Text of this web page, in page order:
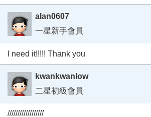
alan0607
一星新手會員
I need it!!!!! Thank you
kwankwanlow
二星初級會員
//////////////////